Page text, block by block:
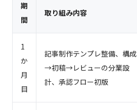
期
間
取り組み内容
1
か
月
目
記事制作テンプレ整備、構成
→初稿→レビューの分業設
計、承認フロー初版